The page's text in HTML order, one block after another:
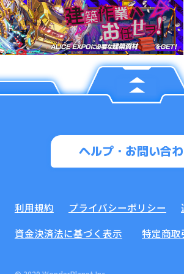
ヘルプ・お問い合
利用規約 プライバシーポリシー
資金決済法に基づく表示
特定商取